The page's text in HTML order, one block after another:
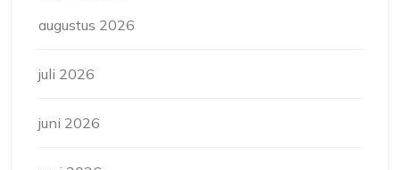
augustus 2026
juli 2026
juni 2026